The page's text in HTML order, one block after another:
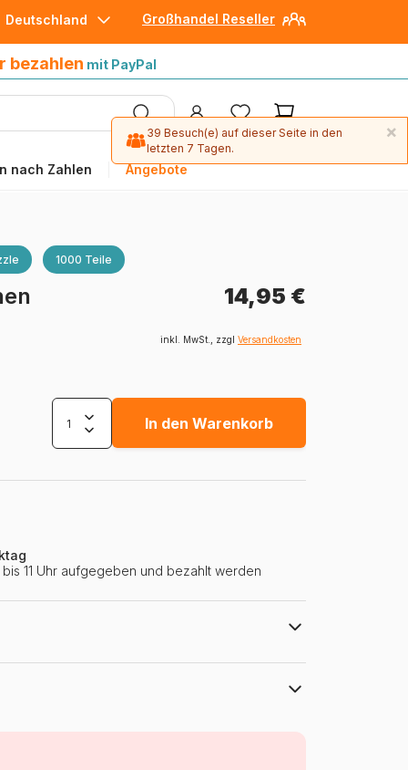
Großhandel Reseller
Deutschland
bezahlen mit PayPal
nach Zahlen Angebote
1000 Teile
14,95 €
inkl. MwSt., zzgl Versandkosten
In den Warenkorb
11 Uhr aufgegeben und bezahlt werden
×
39 Besuch(e) auf dieser Seite in den
letzten 7 Tagen.